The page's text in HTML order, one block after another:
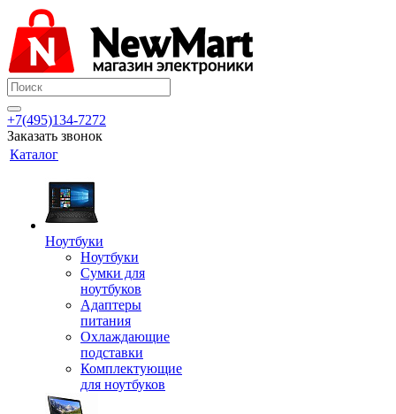
+7(495)134-7272
Заказать звонок
Каталог
Ноутбуки
Ноутбуки
Сумки для
ноутбуков
Адаптеры
питания
Охлаждающие
подставки
Комплектующие
для ноутбуков